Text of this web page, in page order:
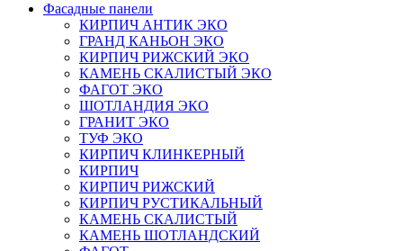
Фасадные панели
КИРПИЧ АНТИК ЭКО
ГРАНД КАНЬОН ЭКО
КИРПИЧ РИЖСКИЙ ЭКО
КАМЕНЬ СКАЛИСТЫЙ ЭКО
ФАГОТ ЭКО
ШОТЛАНДИЯ ЭКО
ГРАНИТ ЭКО
ТУФ ЭКО
КИРПИЧ КЛИНКЕРНЫЙ
КИРПИЧ
КИРПИЧ РИЖСКИЙ
КИРПИЧ РУСТИКАЛЬНЫЙ
КАМЕНЬ СКАЛИСТЫЙ
КАМЕНЬ ШОТЛАНДСКИЙ